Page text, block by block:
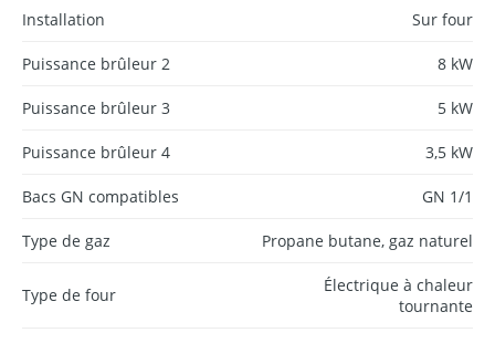
Installation Sur four
Puissance brûleur 2 8 kW
Puissance brûleur 3 5 kW
Puissance brûleur 4 3,5 kW
Bacs GN compatibles GN 1/1
Type de gaz Propane butane, gaz naturel
Type de four
Électrique à chaleur
tournante